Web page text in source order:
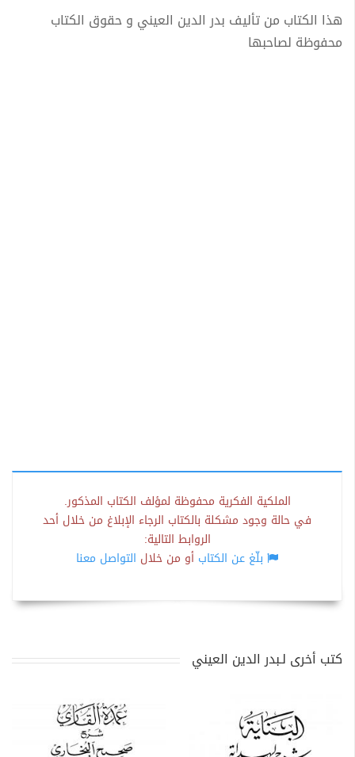
هذا الكتاب من تأليف بدر الدين العيني و حقوق الكتاب
محفوظة لصاحبها
الملكية الفكرية محفوظة لمؤلف الكتاب المذكور.
في حالة وجود مشكلة بالكتاب الرجاء الإبلاغ من خلال أحد
الروابط التالية:
بلّغ عن الكتاب أو من خلال التواصل معنا
كتب أخرى لـبدر الدين العيني